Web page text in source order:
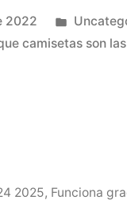
2022
en
camisetas son
2025, Funciona